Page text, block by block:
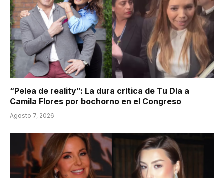
“Pelea de reality”: La dura crítica de Tu Día a
Camila Flores por bochorno en el Congreso
Agosto 7, 2026